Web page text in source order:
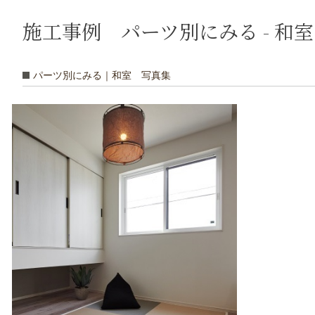
施工事例 パーツ別にみる - 和
パーツ別にみる｜和室 写真集